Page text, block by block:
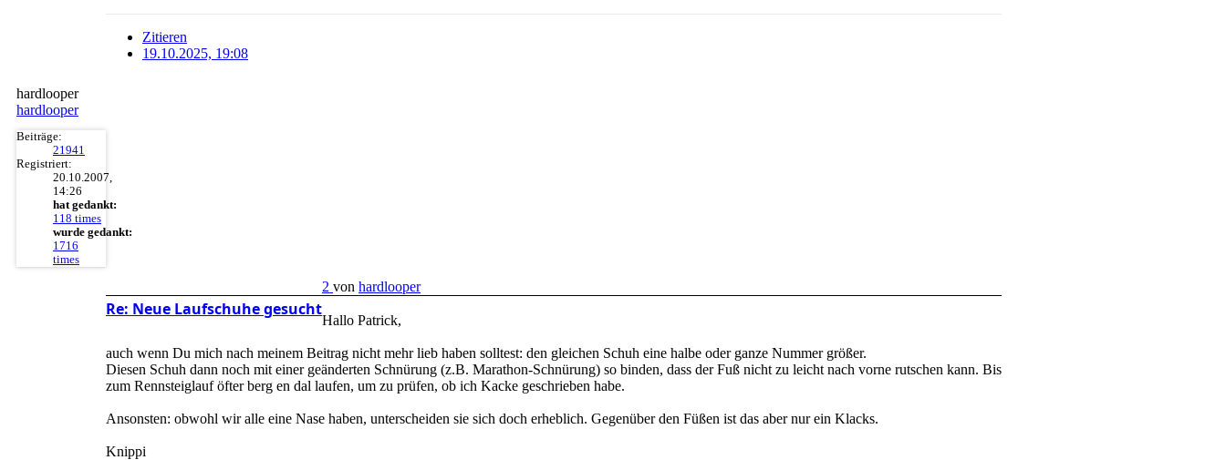
Zitieren
19.10.2025, 19:08
hardlooper
hardlooper
Beiträge:
21941
Registriert:
20.10.2007,
14:26
hat gedankt:
118 times
wurde gedankt:
1716
times
Re: Neue Laufschuhe gesucht
2 von hardlooper
Hallo Patrick,
auch wenn Du mich nach meinem Beitrag nicht mehr lieb haben solltest: den gleichen Schuh eine halbe oder ganze Nummer größer.
Diesen Schuh dann noch mit einer geänderten Schnürung (z.B. Marathon-Schnürung) so binden, dass der Fuß nicht zu leicht nach vorne rutschen kann. Bis
zum Rennsteiglauf öfter berg en dal laufen, um zu prüfen, ob ich Kacke geschrieben habe.
Ansonsten: obwohl wir alle eine Nase haben, unterscheiden sie sich doch erheblich. Gegenüber den Füßen ist das aber nur ein Klacks.
Knippi